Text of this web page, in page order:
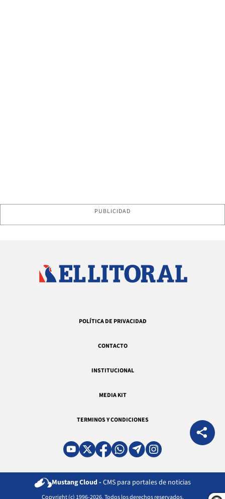
PUBLICIDAD
POLÍTICA DE PRIVACIDAD
CONTACTO
INSTITUCIONAL
MEDIA KIT
TERMINOS Y CONDICIONES
Mustang Cloud - CMS para portales de noticias